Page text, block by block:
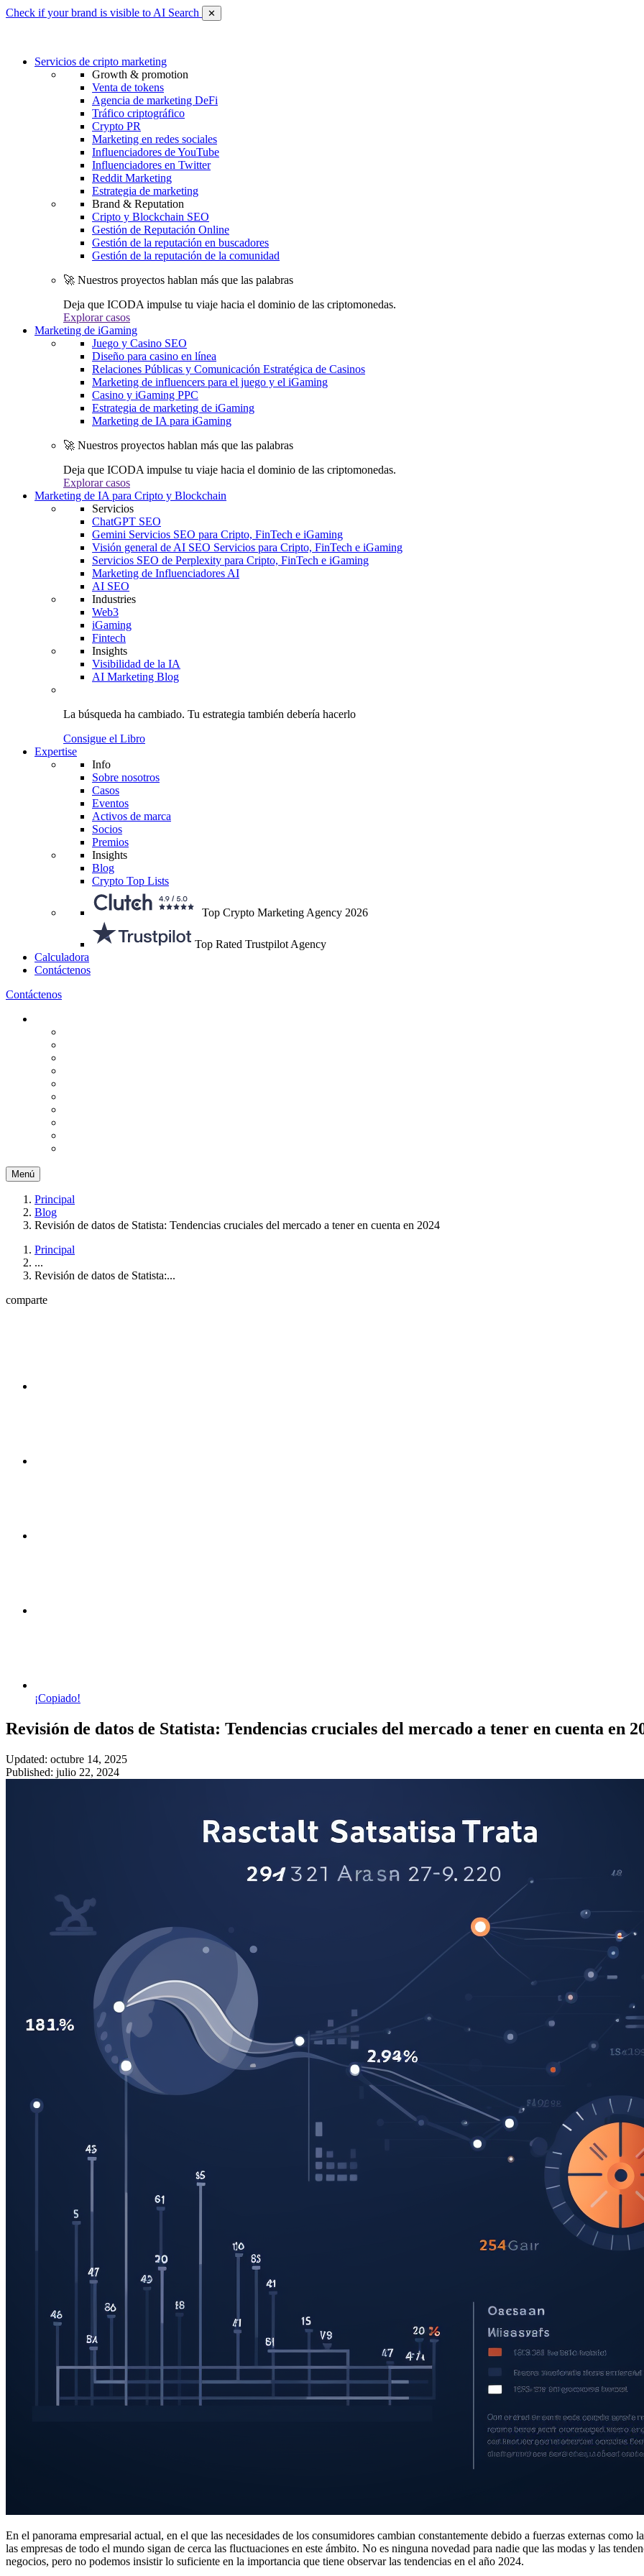
Check if your brand is visible to AI Search ✕
Servicios de cripto marketing
Growth & promotion
Venta de tokens
Agencia de marketing DeFi
Tráfico criptográfico
Crypto PR
Marketing en redes sociales
Influenciadores de YouTube
Influenciadores en Twitter
Reddit Marketing
Estrategia de marketing
Brand & Reputation
Cripto y Blockchain SEO
Gestión de Reputación Online
Gestión de la reputación en buscadores
Gestión de la reputación de la comunidad
🚀 Nuestros proyectos hablan más que las palabras
Deja que ICODA impulse tu viaje hacia el dominio de las criptomonedas.
Explorar casos
Marketing de iGaming
Juego y Casino SEO
Diseño para casino en línea
Relaciones Públicas y Comunicación Estratégica de Casinos
Marketing de influencers para el juego y el iGaming
Casino y iGaming PPC
Estrategia de marketing de iGaming
Marketing de IA para iGaming
🚀 Nuestros proyectos hablan más que las palabras
Deja que ICODA impulse tu viaje hacia el dominio de las criptomonedas.
Explorar casos
Marketing de IA para Cripto y Blockchain
Servicios
ChatGPT SEO
Gemini Servicios SEO para Cripto, FinTech e iGaming
Visión general de AI SEO Servicios para Cripto, FinTech e iGaming
Servicios SEO de Perplexity para Cripto, FinTech e iGaming
Marketing de Influenciadores AI
AI SEO
Industries
Web3
iGaming
Fintech
Insights
Visibilidad de la IA
AI Marketing Blog
La búsqueda ha cambiado. Tu estrategia también debería hacerlo
Consigue el Libro
Expertise
Info
Sobre nosotros
Casos
Eventos
Activos de marca
Socios
Premios
Insights
Blog
Crypto Top Lists
Top Crypto Marketing Agency 2026
Top Rated Trustpilot Agency
Calculadora
Contáctenos
Contáctenos
Menú
Principal
Blog
Revisión de datos de Statista: Tendencias cruciales del mercado a tener en cuenta en 2024
Principal
...
Revisión de datos de Statista:...
comparte
¡Copiado!
Revisión de datos de Statista: Tendencias cruciales del mercado a tener en cuenta en
Updated: octubre 14, 2025
Published: julio 22, 2024
En el panorama empresarial actual, en el que las necesidades de los consumidores cambian constantemente debido a fuerzas externas
las empresas de todo el mundo sigan de cerca las fluctuaciones en este ámbito. No es ninguna novedad para nadie que las modas y las
negocios, pero no podemos insistir lo suficiente en la importancia que tiene observar las tendencias en el año 2024.